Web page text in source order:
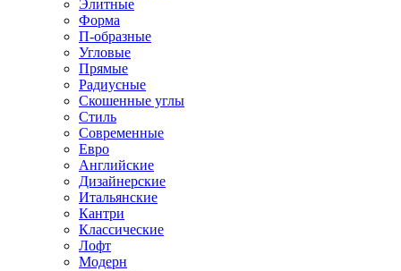
Элитные
Форма
П-образные
Угловые
Прямые
Радиусные
Скошенные углы
Стиль
Современные
Евро
Английские
Дизайнерские
Итальянские
Кантри
Классические
Лофт
Модерн